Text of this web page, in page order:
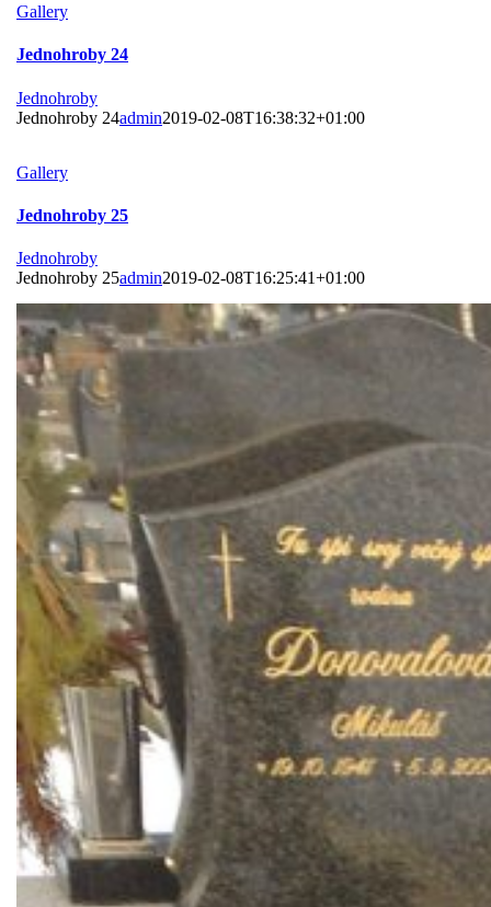
Gallery
Jednohroby 24
Jednohroby
Jednohroby 24admin2019-02-08T16:38:32+01:00
Gallery
Jednohroby 25
Jednohroby
Jednohroby 25admin2019-02-08T16:25:41+01:00